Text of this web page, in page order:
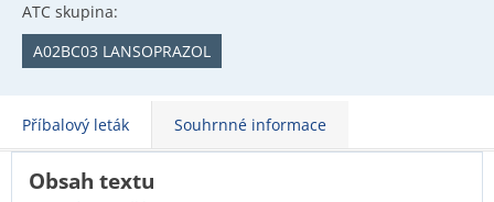
ATC skupina:
A02BC03 LANSOPRAZOL
Příbalový leták Souhrnné informace
Obsah textu